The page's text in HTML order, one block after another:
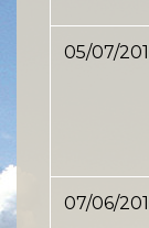
05/07/
07/06/